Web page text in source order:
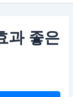
과 좋은